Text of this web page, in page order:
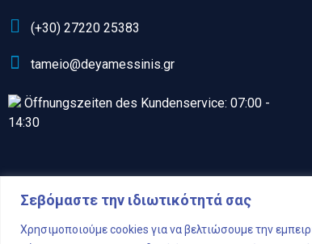
Σεβόμαστε την ιδιωτικότητά σας
Χρησιμοποιούμε cookies για να βελτιώσουμε την
(+30) 27220 25383
tameio@deyamessinis.gr
Öffnungszeiten des Kundenservice: 07:00 -
14:30